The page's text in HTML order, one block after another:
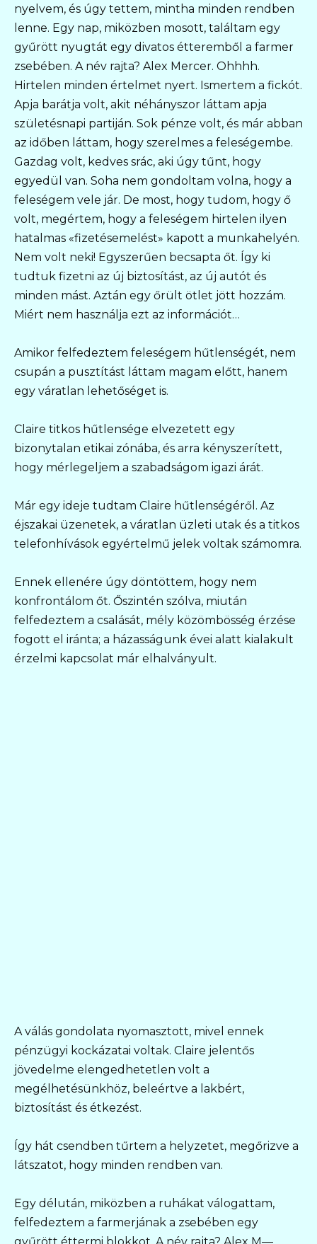
nyelvem, és úgy tettem, mintha minden rendben
lenne. Egy nap, miközben mosott, találtam egy
gyűrött nyugtát egy divatos étteremből a farmer
zsebében. A név rajta? Alex Mercer. Ohhhh.
Hirtelen minden értelmet nyert. Ismertem a fickót.
Apja barátja volt, akit néhányszor láttam apja
születésnapi partiján. Sok pénze volt, és már abban
az időben láttam, hogy szerelmes a feleségembe.
Gazdag volt, kedves srác, aki úgy tűnt, hogy
egyedül van. Soha nem gondoltam volna, hogy a
feleségem vele jár. De most, hogy tudom, hogy ő
volt, megértem, hogy a feleségem hirtelen ilyen
hatalmas «fizetésemelést» kapott a munkahelyén.
Nem volt neki! Egyszerűen becsapta őt. Így ki
tudtuk fizetni az új biztosítást, az új autót és
minden mást. Aztán egy őrült ötlet jött hozzám.
Miért nem használja ezt az információt…
Amikor felfedeztem feleségem hűtlenségét, nem
csupán a pusztítást láttam magam előtt, hanem
egy váratlan lehetőséget is.
Claire titkos hűtlensége elvezetett egy
bizonytalan etikai zónába, és arra kényszerített,
hogy mérlegeljem a szabadságom igazi árát.
Már egy ideje tudtam Claire hűtlenségéről. Az
éjszakai üzenetek, a váratlan üzleti utak és a titkos
telefonhívások egyértelmű jelek voltak számomra.
Ennek ellenére úgy döntöttem, hogy nem
konfrontálom őt. Őszintén szólva, miután
felfedeztem a csalását, mély közömbösség érzése
fogott el iránta; a házasságunk évei alatt kialakult
érzelmi kapcsolat már elhalványult.
A válás gondolata nyomasztott, mivel ennek
pénzügyi kockázatai voltak. Claire jelentős
jövedelme elengedhetetlen volt a
megélhetésünkhöz, beleértve a lakbért,
biztosítást és étkezést.
Így hát csendben tűrtem a helyzetet, megőrizve a
látszatot, hogy minden rendben van.
Egy délután, miközben a ruhákat válogattam,
felfedeztem a farmerjának a zsebében egy